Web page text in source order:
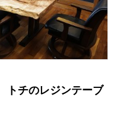
チのレジンテーブ